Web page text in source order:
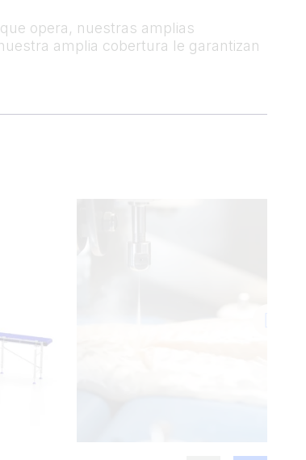
opera, nuestras amplias
amplia cobertura le garantizan